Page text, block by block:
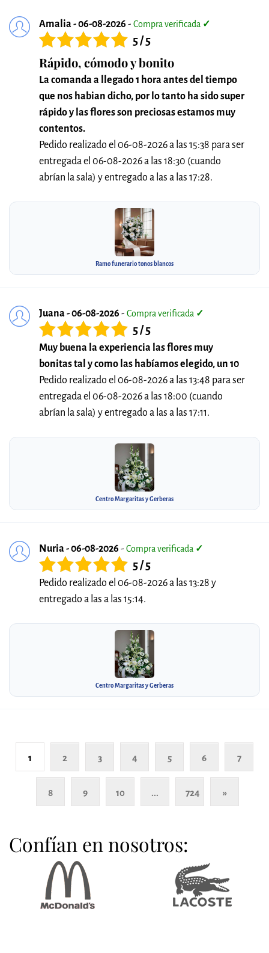
Amalia - 06-08-2026 - Compra verificada ✓
5 / 5
Rápido, cómodo y bonito
La comanda a llegado 1 hora antes del tiempo
que nos habian dicho, por lo tanto ha sido super
rápido y las flores son preciosas estamos muy
contentos.
Pedido realizado el 06-08-2026 a las 15:38 para ser
entregada el 06-08-2026 a las 18:30 (cuando
abrían la sala) y entregado a las a las 17:28.
Ramo funerario tonos blancos
Juana - 06-08-2026 - Compra verificada ✓
5 / 5
Muy buena la experiencia las flores muy
bonitas tal y como las habíamos elegido, un 10
Pedido realizado el 06-08-2026 a las 13:48 para ser
entregada el 06-08-2026 a las 18:00 (cuando
abrían la sala) y entregado a las a las 17:11.
Centro Margaritas y Gerberas
Nuria - 06-08-2026 - Compra verificada ✓
5 / 5
Pedido realizado el 06-08-2026 a las 13:28 y
entregado a las a las 15:14.
Centro Margaritas y Gerberas
1 2 3 4 5 6 7
8 9 10 ... 724 »
Confían en nosotros: